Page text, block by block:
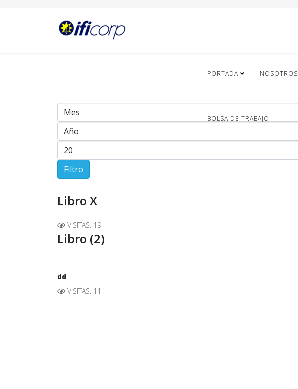
PORTADA NOSOTROS
BOLSA DE TRABAJO
Filtro
Libro X
VISITAS: 19
Libro (2)
dd
VISITAS: 11